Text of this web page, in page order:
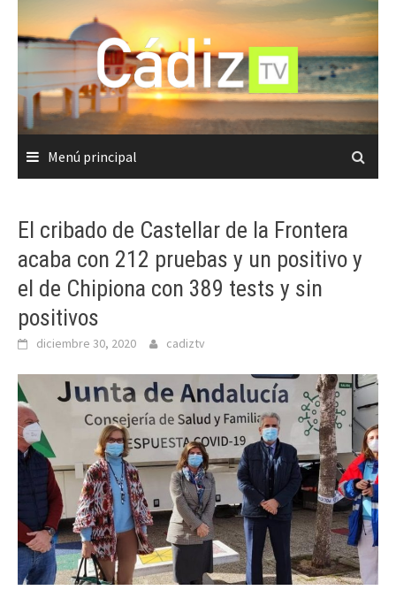
contenido
Menú principal
El cribado de Castellar de la Frontera
acaba con 212 pruebas y un positivo y
el de Chipiona con 389 tests y sin
positivos
diciembre 30, 2020 cadiztv